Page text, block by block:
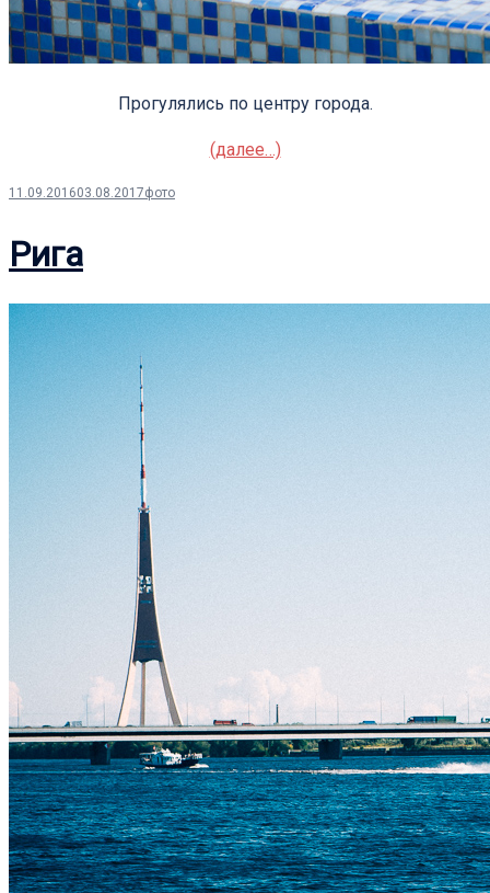
Прогулялись по центру города.
(далее…)
11.09.201603.08.2017фото
Рига